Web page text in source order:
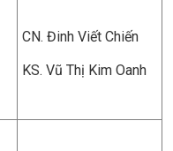
CN. Đinh Viết Chiến
KS. Vũ Thị Kim Oanh